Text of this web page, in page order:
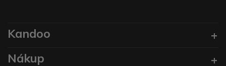
Kandoo
Nákup